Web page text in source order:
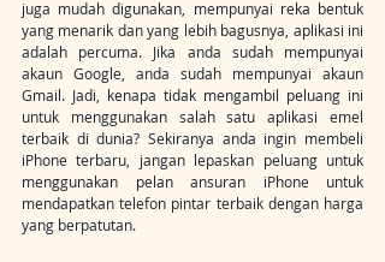
juga mudah digunakan, mempunyai reka bentuk
yang menarik dan yang lebih bagusnya, aplikasi ini
adalah percuma. Jika anda sudah mempunyai
akaun Google, anda sudah mempunyai akaun
Gmail. Jadi, kenapa tidak mengambil peluang ini
untuk menggunakan salah satu aplikasi emel
terbaik di dunia? Sekiranya anda ingin membeli
iPhone terbaru, jangan lepaskan peluang untuk
menggunakan pelan ansuran iPhone untuk
mendapatkan telefon pintar terbaik dengan harga
yang berpatutan.